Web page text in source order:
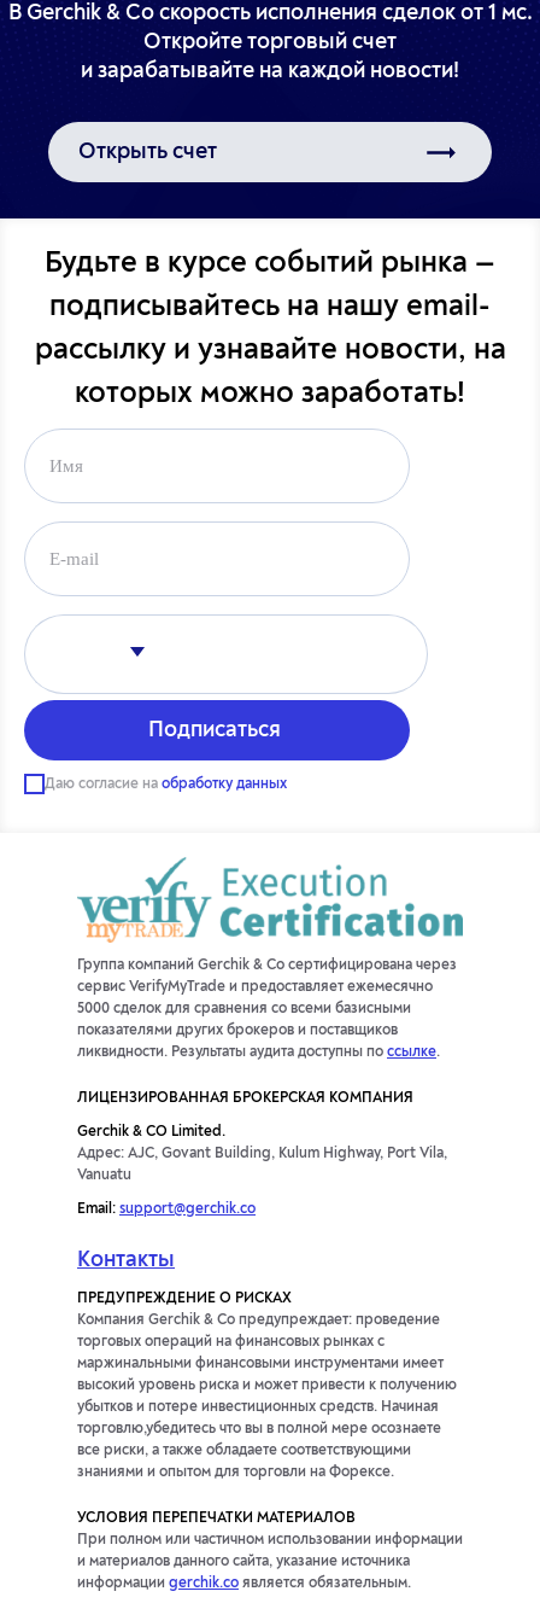
В Gerchik & Co скорость исполнения сделок от 1 мс.
Откройте торговый счет
Открыть счет
Будьте в курсе событий рынка —
подписывайтесь на нашу email-
рассылку и узнавайте новости, на
которых можно заработать!
Даю согласие на обработку данных
Группа компаний Gerchik & Co сертифицирована через
сервис VerifyMyTrade и предоставляет ежемесячно
5000 сделок для сравнения со всеми базисными
показателями других брокеров и поставщиков
ликвидности. Результаты аудита доступны по ссылке.
ЛИЦЕНЗИРОВАННАЯ БРОКЕРСКАЯ КОМПАНИЯ
Gerchik & CO Limited.
Адрес: AJC, Govant Building, Kulum Highway, Port Vila,
Vanuatu
Email: support@gerchik.co
Контакты
ПРЕДУПРЕЖДЕНИЕ О РИСКАХ
Компания Gerchik & Co предупреждает: проведение
торговых операций на финансовых рынках с
маржинальными финансовыми инструментами имеет
высокий уровень риска и может привести к получению
убытков и потере инвестиционных средств. Начиная
торговлю,убедитесь что вы в полной мере осознаете
все риски, а также обладаете соответствующими
знаниями и опытом для торговли на Форексе.
УСЛОВИЯ ПЕРЕПЕЧАТКИ МАТЕРИАЛОВ
При полном или частичном использовании информации
и материалов данного сайта, указание источника
информации gerchik.co является обязательным.